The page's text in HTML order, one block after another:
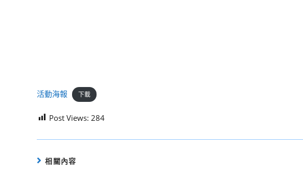
活動海報 下載
Post Views: 284
相關內容